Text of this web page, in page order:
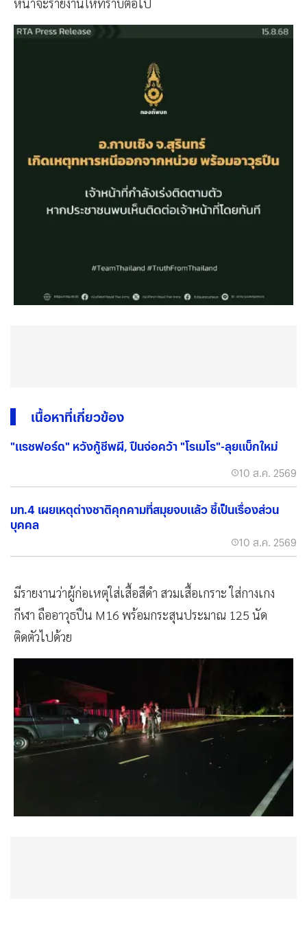
เนื้อหาที่เกี่ยวข้อง
"แรชฟอร์ด" หวังกู้ชีพผี, ปืนจ่อคว้า "โรเมโร"-ลุยแบ็กใหม่
10 ส.ค. 2569
มท.4 เผยเหตุต่างชาติคุกคามที่สมุยจบแล้ว ชี้เป็นเรื่องส่วน
บุคคล
10 ส.ค. 2569
มีรายงานว่าผู้ก่อเหตุใส่เสื้อสีดำ สวมเสื้อเกราะ ใส่กางเกง
กีฬา ถืออาวุธปืน M16 พร้อมกระสุนประมาณ 125 นัด
ติดตัวไปด้วย